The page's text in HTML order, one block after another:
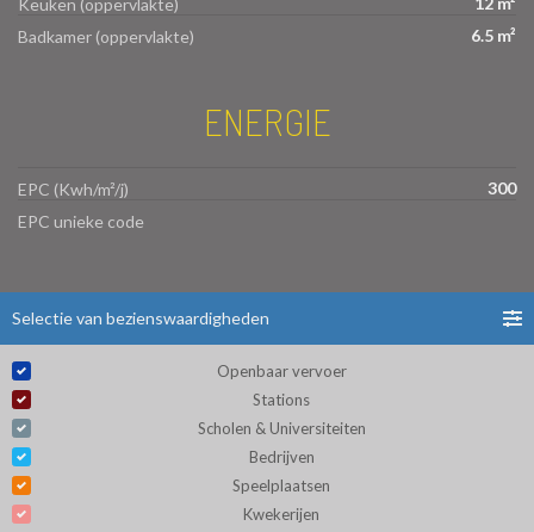
Keuken (oppervlakte)
Badkamer (oppervlakte)
6.5 m²
ENERGIE
EPC (Kwh/m²/j)
300
EPC unieke code
Selectie van bezienswaardigheden
Openbaar vervoer
Stations
Scholen & Universiteiten
Bedrijven
Speelplaatsen
Kwekerijen